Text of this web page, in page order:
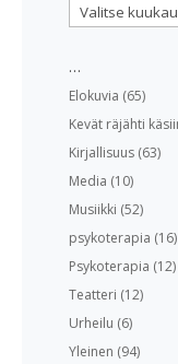
…
Elokuvia (65)
Kevät räjähti
Kirjallisuus(63)
Media (10)
Musiikki (52)
psykoterapia (16)
Psykoterapia (12)
Teatteri (12)
Urheilu (6)
Yleinen (94)